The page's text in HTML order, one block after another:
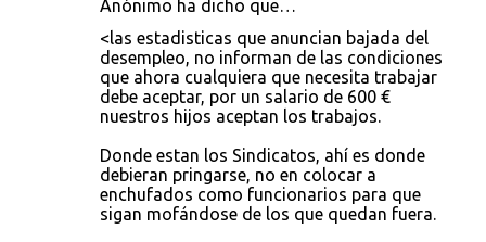
Anónimo ha dicho que…
<las estadisticas que anuncian bajada del
desempleo, no informan de las condiciones
que ahora cualquiera que necesita trabajar
debe aceptar, por un salario de 600 €
nuestros hijos aceptan los trabajos.
Donde estan los Sindicatos, ahí es donde
debieran pringarse, no en colocar a
enchufados como funcionarios para que
sigan mofándose de los que quedan fuera.